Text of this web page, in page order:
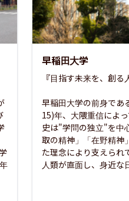
早稲田大学
『目指す未来を、創る
早稲田大学の前身であ
15)年、大隈重信によ
史は"学問の独立"を中
取の精神」「在野精神
た理念により支えられ
人類が直面し、身近な